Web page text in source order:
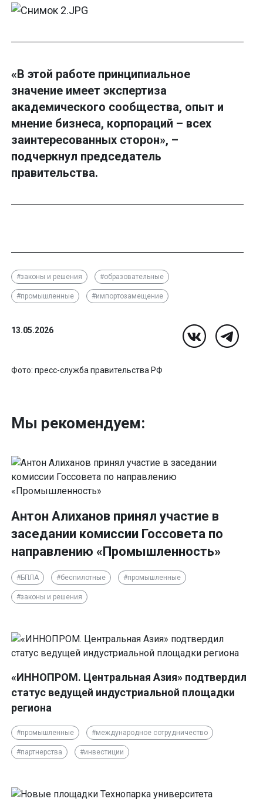
«В этой работе принципиальное
значение имеет экспертиза
академического сообщества, опыт и
мнение бизнеса, корпораций – всех
заинтересованных сторон», –
подчеркнул председатель
правительства.
#законы и решения #образовательные
#промышленные #импортозамещение
13.05.2026
Фото: пресс-служба правительства РФ
Мы рекомендуем:
Антон Алиханов принял участие в
заседании комиссии Госсовета по
направлению «Промышленность»
#БПЛА #беспилотные #промышленные
#законы и решения
«ИННОПРОМ. Центральная Азия» подтвердил
статус ведущей индустриальной площадки
региона
#промышленные #международное сотрудничество
#партнерства #инвестиции